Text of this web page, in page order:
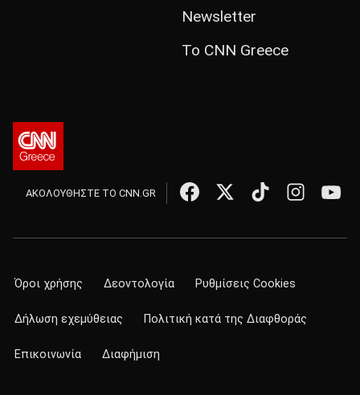
Newsletter
Το CNN Greece
ΑΚΟΛΟΥΘΗΣΤΕ ΤΟ CNN.GR
Όροι χρήσης Δεοντολογία Ρυθμίσεις Cookies
Δήλωση εχεμύθειας Πολιτική κατά της Διαφθοράς
Επικοινωνία Διαφήμιση